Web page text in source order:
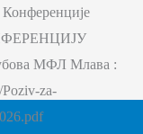
МФЛ Млава :
za-